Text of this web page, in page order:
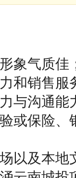
象气质佳
和销售
与沟通能
或保险
以及本地